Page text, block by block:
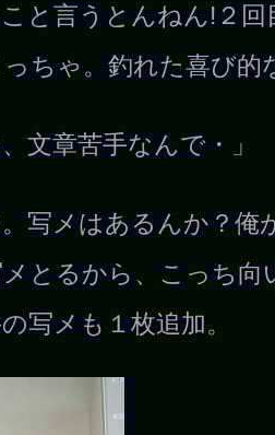
と言うとんねん!２
ちゃ。釣れた喜び的
文章苦手なんで・」
写メはあるんか？俺
とるから、こっち向
写メも１枚追加。